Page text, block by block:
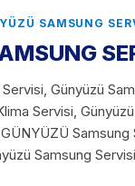
SAMSUNG
Günyüzü
Servisi,
Samsung
Samsung